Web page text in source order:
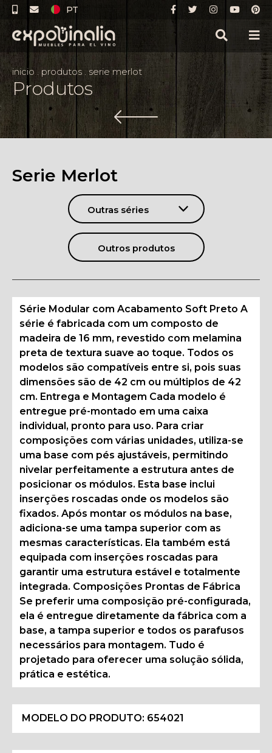
PT
inicio. produtos .serie merlot
Produtos
Serie Merlot
Outras séries
Outros produtos
Série Modular com Acabamento Soft Preto A
série é fabricada com um composto de
madeira de 16 mm, revestido com melamina
preta de textura suave ao toque. Todos os
modelos são compatíveis entre si, pois suas
dimensões são de 42 cm ou múltiplos de 42
cm. Entrega e Montagem Cada modelo é
entregue pré-montado em uma caixa
individual, pronto para uso. Para criar
composições com várias unidades, utiliza-se
uma base com pés ajustáveis, permitindo
nivelar perfeitamente a estrutura antes de
posicionar os módulos. Esta base inclui
inserções roscadas onde os modelos são
fixados. Após montar os módulos na base,
adiciona-se uma tampa superior com as
mesmas características. Ela também está
equipada com inserções roscadas para
garantir uma estrutura estável e totalmente
integrada. Composições Prontas de Fábrica
Se preferir uma composição pré-configurada,
ela é entregue diretamente da fábrica com a
base, a tampa superior e todos os parafusos
necessários para montagem. Tudo é
projetado para oferecer uma solução sólida,
prática e estética.
MODELO DO PRODUTO: 654021